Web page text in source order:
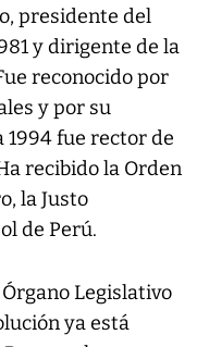
presidente del
y dirigente de la
reconocido por
y por su
1994 fue rector de
recibido la Orden
la Justo
de Perú.
Legislativo
ya está